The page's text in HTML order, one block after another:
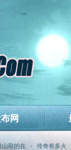
网
山敲的在 - 传奇有多火